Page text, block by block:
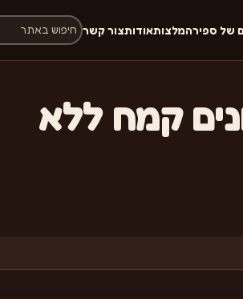
של ספירהמלצותאודותצור קשר
קמח ללא